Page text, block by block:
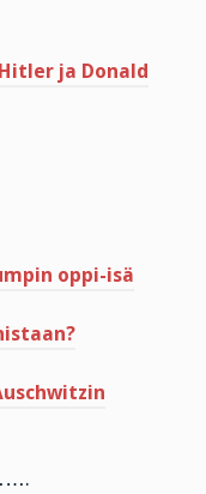
ja Donald
oppi-isä